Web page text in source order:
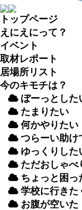
トップページ
えにえにって？
イベント
取材レポート
居場所リスト
今のキモチは？
ぼーっとした
たまりたい
何かやりたい
つらーい助け
ゆっくりした
ただおしゃべ
ちょっと 困 っ
学校に行きた
お腹が空いた